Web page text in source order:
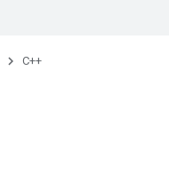
C++